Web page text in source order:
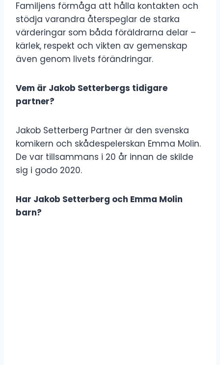
Familjens förmåga att hålla kontakten och
stödja varandra återspeglar de starka
värderingar som båda föräldrarna delar –
kärlek, respekt och vikten av gemenskap
även genom livets förändringar.
Vem är Jakob Setterbergs tidigare
partner?
Jakob Setterberg Partner är den svenska
komikern och skådespelerskan Emma Molin.
De var tillsammans i 20 år innan de skilde
sig i godo 2020.
Har Jakob Setterberg och Emma Molin
barn?